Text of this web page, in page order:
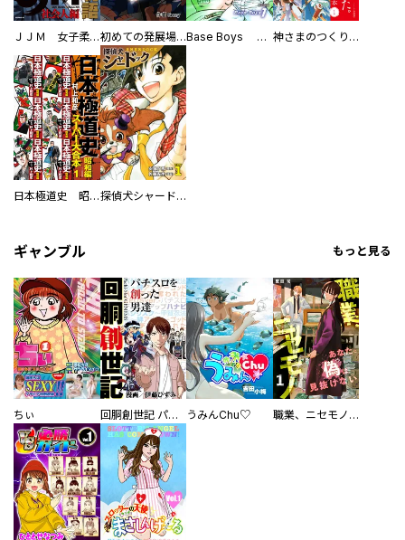
ＪＪＭ 女子柔道部物語 社会人編 初めての発展場 【白抜き修正版】 Base Boys 新装版 神さまのつくりかた。スーパー大合本
日本極道史 昭和編 スーパー大合本 探偵犬シャードック（新装版）
ギャンブル もっと見る
ちぃ 回胴創世記 パチスロを創った男達 うみんChu♡ 職業、ニセモノ～あなたに偽は見抜けない【電子単行本版】